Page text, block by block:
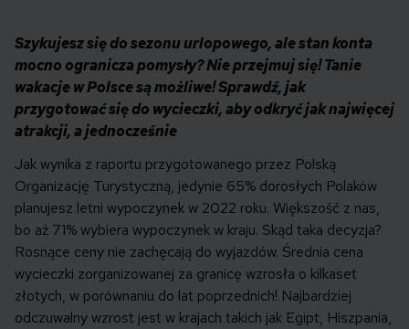
Szykujesz się do sezonu urlopowego, ale stan konta
mocno ogranicza pomysły? Nie przejmuj się! Tanie
wakacje w Polsce są możliwe! Sprawdź, jak
przygotować się do wycieczki, aby odkryć jak najwięcej
atrakcji, a jednocześnie
Jak wynika z raportu przygotowanego przez Polską
Organizację Turystyczną, jedynie 65% dorosłych Polaków
planujesz letni wypoczynek w 2022 roku. Większość z nas,
bo aż 71% wybiera wypoczynek w kraju. Skąd taka decyzja?
Rosnące ceny nie zachęcają do wyjazdów. Średnia cena
wycieczki zorganizowanej za granicę wzrosła o kilkaset
złotych, w porównaniu do lat poprzednich! Najbardziej
odczuwalny wzrost jest w krajach takich jak Egipt, Hiszpania,